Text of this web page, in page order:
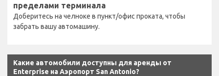
пределами терминала
Доберитесь на челноке в пункт/офис проката, чтобы
забрать вашу автомашину.
Какие автомобили доступны для аренды от
Enterprise на Аэропорт San Antonio?